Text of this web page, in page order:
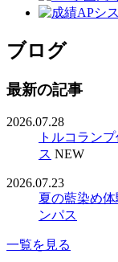
ブログ
最新の記事
2026.07.28
トルコラン
ス NEW
2026.07.23
夏の藍染め
ンパス
一覧を見る